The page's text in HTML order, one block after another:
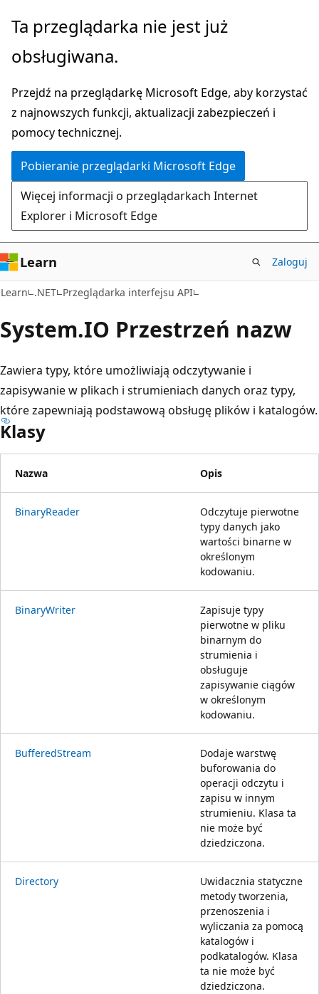
Przejdź
głównej
Przejdź
nawigacji
stronie
Ta przeglądarka nie jest już
obsługiwana.
Przejdź na przeglądarkę Microsoft Edge, aby korzystać
z najnowszych funkcji, aktualizacji zabezpieczeń i
pomocy technicznej.
Pobieranie przeglądarki Microsoft Edge
Więcej informacji o przeglądarkach Internet
Explorer i Microsoft Edge
Learn Zaloguj
Learn .NET Przeglądarka interfejsu API
System.IO Przestrzeń nazw
Zawiera typy, które umożliwiają odczytywanie i
zapisywanie w plikach i strumieniach danych oraz typy,
które zapewniają podstawową obsługę plików i katalogów.
Klasy
Nazwa Opis
BinaryReader
Odczytuje pierwotne
typy danych jako
wartości binarne w
określonym
kodowaniu.
BinaryWriter
Zapisuje typy
pierwotne w pliku
binarnym do
strumienia i
obsługuje
zapisywanie ciągów
w określonym
kodowaniu.
BufferedStream
Dodaje warstwę
buforowania do
operacji odczytu i
zapisu w innym
strumieniu. Klasa ta
nie może być
dziedziczona.
Directory
Uwidacznia statyczne
metody tworzenia,
przenoszenia i
wyliczania za pomocą
katalogów i
podkatalogów. Klasa
ta nie może być
dziedziczona.